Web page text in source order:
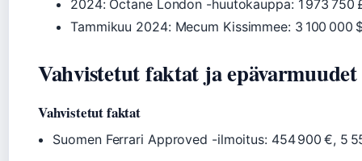
2024: Octane London -huutokauppa: 1 973
Tammikuu 2024: Mecum Kissimmee: 3 100 000
Vahvistetut faktat ja epävarmuudet
Vahvistetut faktat
Suomen Ferrari Approved -ilmoitus: 454 900 €, 5